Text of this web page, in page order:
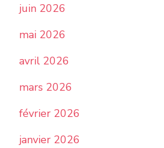
juin 2026
mai 2026
avril 2026
mars 2026
février 2026
janvier 2026